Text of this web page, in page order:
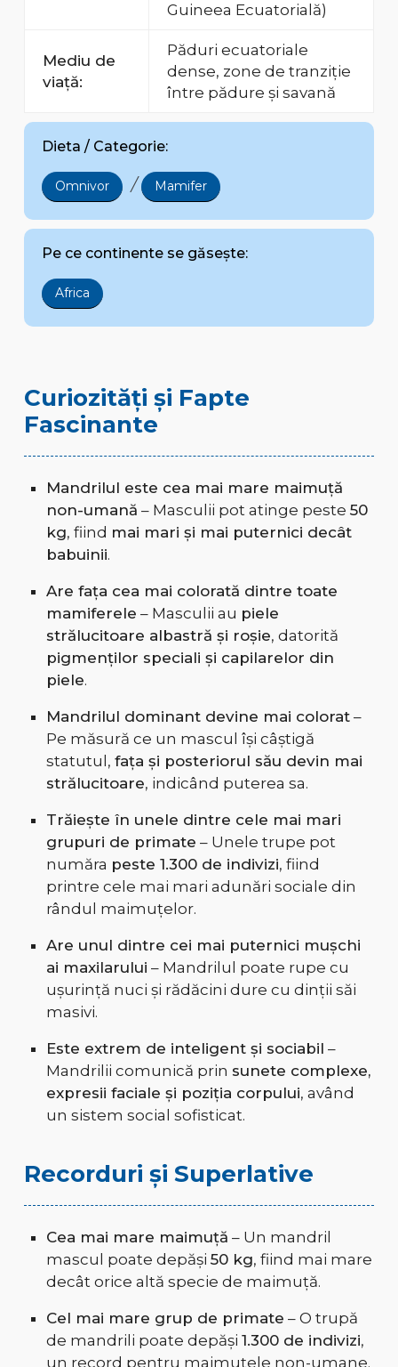
Guineea Ecuatorială)
Mediu de
viață:
Păduri ecuatoriale
dense, zone de tranziție
între pădure și savană
Dieta / Categorie:
Omnivor / Mamifer
Pe ce continente se găsește:
Africa
Curiozități și Fapte
Fascinante
Mandrilul este cea mai mare maimuță
non-umană – Masculii pot atinge peste 50
kg, fiind mai mari și mai puternici decât
babuinii.
Are fața cea mai colorată dintre toate
mamiferele – Masculii au piele
strălucitoare albastră și roșie, datorită
pigmenților speciali și capilarelor din
piele.
Mandrilul dominant devine mai colorat–
Pe măsură ce un mascul își câștigă
statutul, fața și posteriorul său devin mai
strălucitoare, indicând puterea sa.
Trăiește în unele dintre cele mai mari
grupuri de primate – Unele trupe pot
număra peste 1.300 de indivizi, fiind
printre cele mai mari adunări sociale din
rândul maimuțelor.
Are unul dintre cei mai puternici mușchi
ai maxilarului – Mandrilul poate rupe cu
ușurință nuci și rădăcini dure cu dinții săi
masivi.
Este extrem de inteligent și sociabil –
Mandrilii comunică prin sunete complexe,
expresii faciale și poziția corpului, având
un sistem social sofisticat.
Recorduri și Superlative
Cea mai mare maimuță – Un mandril
mascul poate depăși 50 kg, fiind mai mare
decât orice altă specie de maimuță.
Cel mai mare grup de primate – O trupă
de mandrili poate depăși 1.300 de indivizi,
un record pentru maimuțele non-umane.